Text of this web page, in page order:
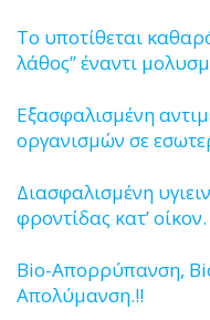
Το υποτίθεται
λάθος’’ έναντι
Εξασφαλισμένη
οργανισμών σε
Διασφαλισμένη
φροντίδας κατ’ οίκον.
Bio-Απορρύπανση,
Απολύμανση.!!